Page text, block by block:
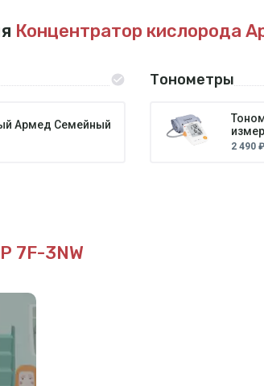
Концентратор кислорода
Армед Семейный
Тонометры
2 490 ₽
7F-3NW